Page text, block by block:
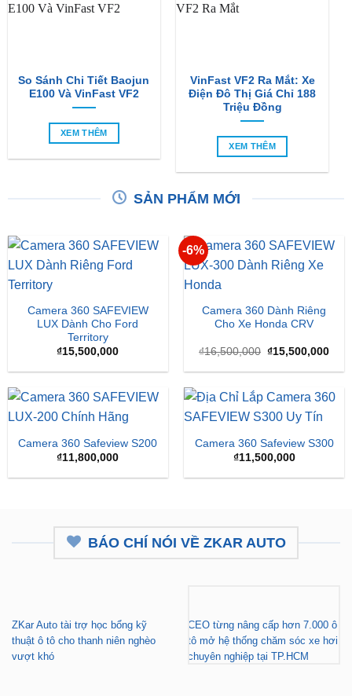
So Sánh Chi Tiết Baojun
E100 Và VinFast VF2
XEM THÊM
VinFast VF2 Ra Mắt: Xe
Điện Đô Thị Giá Chỉ 188
Triệu Đồng
XEM THÊM
SẢN PHẨM MỚI
Camera 360 SAFEVIEW
LUX Dành Cho Ford
Territory
₫15,500,000
-6%
Camera 360 Dành Riêng
Cho Xe Honda CRV
₫16,500,000 Giá
là:
₫15,500,000Giá
tại
Camera 360 Safeview S200
₫11,800,000
Camera 360 Safeview S300
₫11,500,000
BÁO CHÍ NÓI VỀ ZKAR AUTO
ZKar Auto tài trợ học bổng kỹ
thuật ô tô cho thanh niên nghèo
vượt khó
CEO từng nâng cấp hơn 7.000 ô
tô mở hệ thống chăm sóc xe hơi
chuyên nghiệp tại TP.HCM